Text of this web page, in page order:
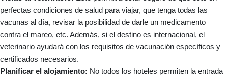
perfectas condiciones de salud para viajar, que tenga todas las
vacunas al día, revisar la posibilidad de darle un medicamento
contra el mareo, etc. Además, si el destino es internacional, el
veterinario ayudará con los requisitos de vacunación específicos y
certificados necesarios.
Planificar el alojamiento: No todos los hoteles permiten la entrada